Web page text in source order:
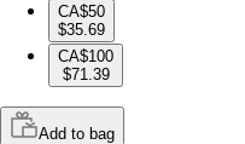
CA$50
$35.69
CA$100
$71.39
Add to bag